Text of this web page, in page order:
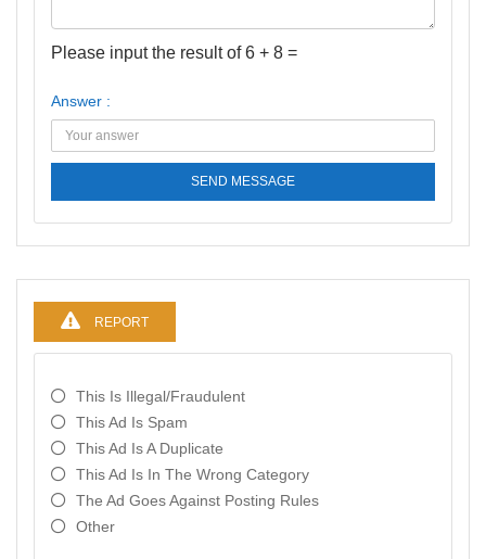
Please input the result of 6 + 8 =
Answer :
SEND MESSAGE
REPORT
This Is Illegal/fraudulent
This Ad Is Spam
This Ad Is A Duplicate
This Ad Is In The Wrong Category
The Ad Goes Against Posting Rules
Other